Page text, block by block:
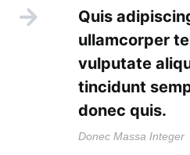
Quis
ullamcorper
vulputate
tincidunt
donec quis.
Donec Massa Integer